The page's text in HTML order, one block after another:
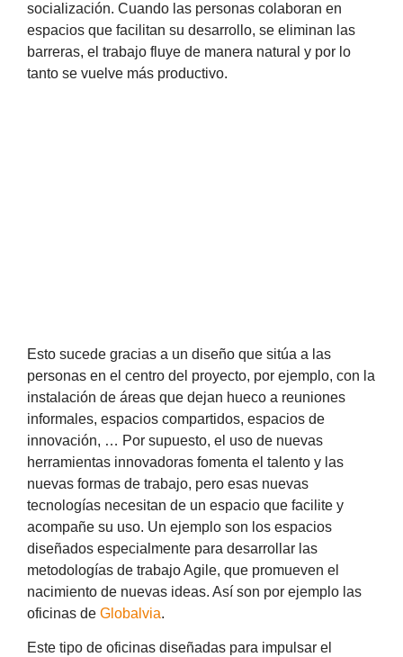
socialización. Cuando las personas colaboran en
espacios que facilitan su desarrollo, se eliminan las
barreras, el trabajo fluye de manera natural y por lo
tanto se vuelve más productivo.
Esto sucede gracias a un diseño que sitúa a las
personas en el centro del proyecto, por ejemplo, con la
instalación de áreas que dejan hueco a reuniones
informales, espacios compartidos, espacios de
innovación, … Por supuesto, el uso de nuevas
herramientas innovadoras fomenta el talento y las
nuevas formas de trabajo, pero esas nuevas
tecnologías necesitan de un espacio que facilite y
acompañe su uso. Un ejemplo son los espacios
diseñados especialmente para desarrollar las
metodologías de trabajo Agile, que promueven el
nacimiento de nuevas ideas. Así son por ejemplo las
oficinas de Globalvia.
Este tipo de oficinas diseñadas para impulsar el